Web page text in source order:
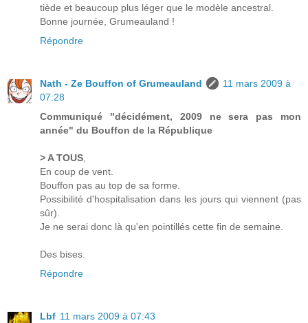
tiède et beaucoup plus léger que le modèle ancestral.
Bonne journée, Grumeauland !
Répondre
Nath - Ze Bouffon of Grumeauland
11 mars 2009 à
07:28
Communiqué "décidément, 2009 ne sera pas mon
année" du Bouffon de la République
> A TOUS
En coup de vent.
Bouffon pas au top de sa forme.
Possibilité d'hospitalisation dans les jours qui viennent (pas
sûr).
Je ne serai donc là qu'en pointillés cette fin de semaine.
Des bises.
Répondre
Lbf 11 mars 2009 à 07:43